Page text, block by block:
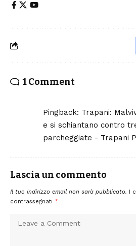
1 Comment
Pingback: Trapani:
e si schiantano contro
parcheggiate - Trapani
Lascia un commento
Il tuo indirizzo email non sarà pubblicato. I
contrassegnati *